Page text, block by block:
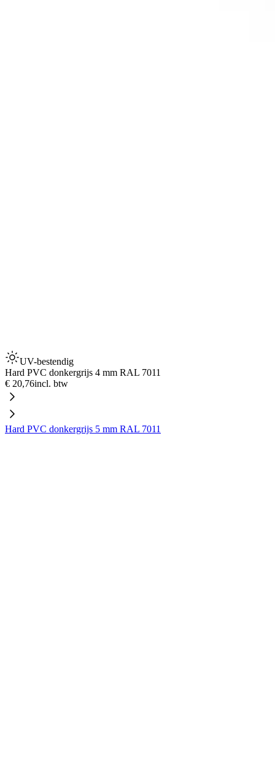
UV-bestendig
Hard PVC donkergrijs 4 mm RAL 7011
€ 20,76incl. btw
Hard PVC donkergrijs 5 mm RAL 7011